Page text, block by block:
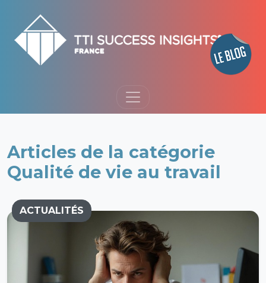
Articles de la catégorie
Qualité de vie au travail
ACTUALITÉS